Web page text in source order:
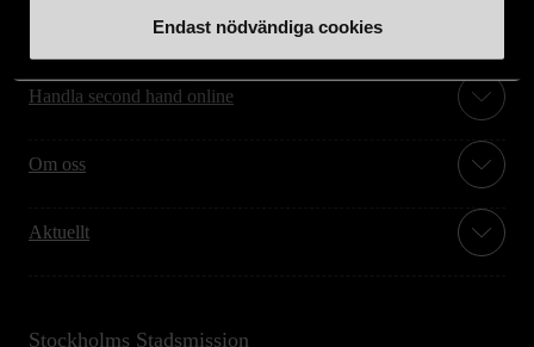
Endast nödvändiga cookies
Handla second hand online
Om oss
Aktuellt
Stockholms Stadsmission